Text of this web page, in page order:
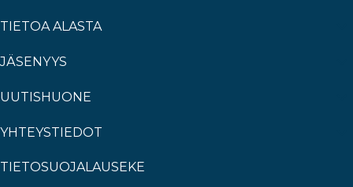
TIETOA ALASTA
JÄSENYYS
UUTISHUONE
YHTEYSTIEDOT
TIETOSUOJALAUSEKE